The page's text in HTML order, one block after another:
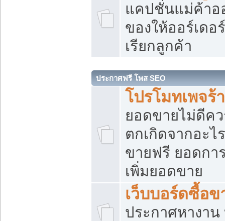
แคปชั่นแม่ค้าอ
ของให้ออร์เดอ
เรียกลูกค้า
ประกาศฟรี โพส SEO
โปรโมทเพจร้
ยอดขายไม่ดีค
ตกเกิดจากอะไ
ขายฟรี ยอดกา
เพิ่มยอดขาย
เว็บบอร์ดซื้อข
ประกาศหางาน